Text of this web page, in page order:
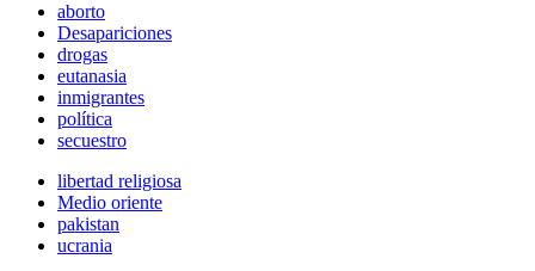
aborto
Desapariciones
drogas
eutanasia
inmigrantes
política
secuestro
libertad religiosa
Medio oriente
pakistan
ucrania